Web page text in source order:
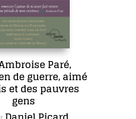
Paré,
de guerre, aimé
et des pauvres
gens